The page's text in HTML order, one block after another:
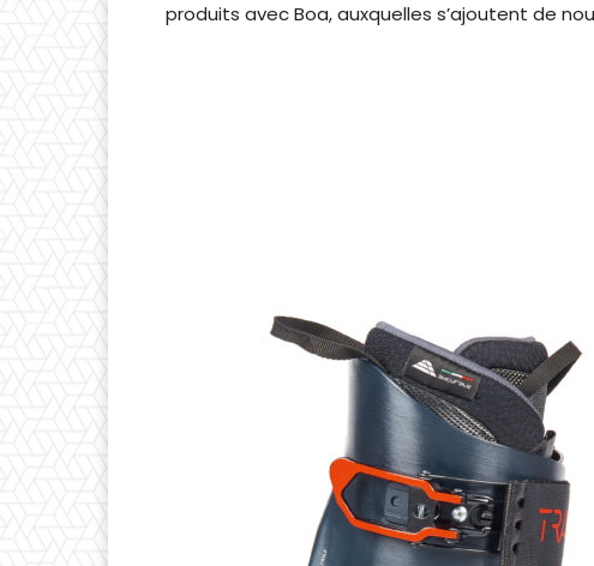
produits avec Boa, auxquelles s’ajoutent de